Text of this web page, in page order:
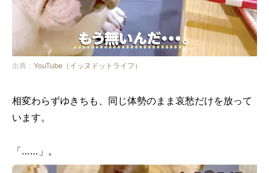
出典： YouTube（イッヌドットライフ）
相変わらずゆきちも、同じ体勢のまま哀愁だけを放って
います。
「……」。